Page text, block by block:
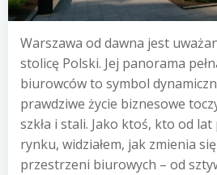
Warszawa od dawna jest
stolicę Polski. Jej panorama
biurowców to symbol
prawdziwe życie biznesowe
szkła i stali. Jako ktoś, kto od
rynku, widziałem, jak zmienia
przestrzeni biurowych – od